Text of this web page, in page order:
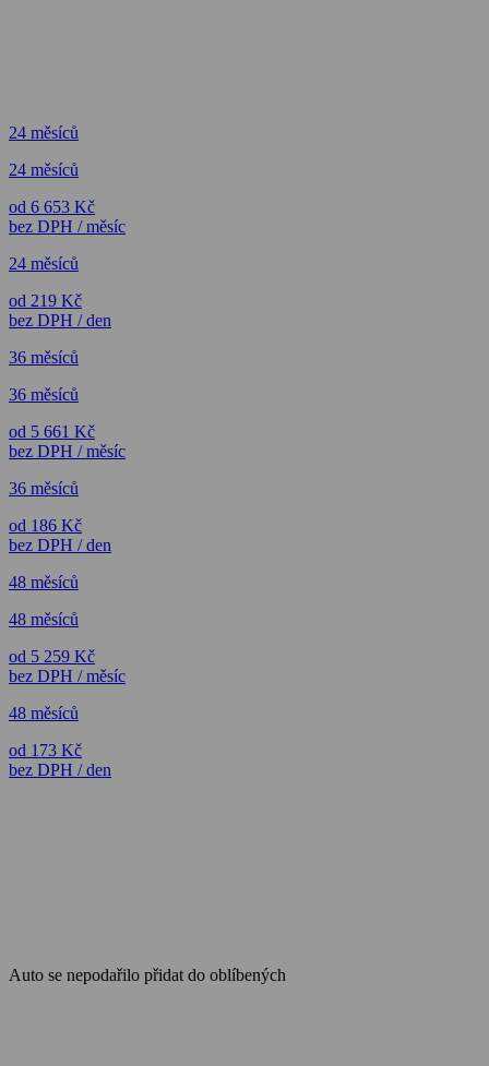
24 měsíců
24 měsíců
od 6 653 Kč
bez DPH / měsíc
24 měsíců
od 219 Kč
bez DPH / den
36 měsíců
36 měsíců
od 5 661 Kč
bez DPH / měsíc
36 měsíců
od 186 Kč
bez DPH / den
48 měsíců
48 měsíců
od 5 259 Kč
bez DPH / měsíc
48 měsíců
od 173 Kč
bez DPH / den
Auto se nepodařilo přidat do oblíbených